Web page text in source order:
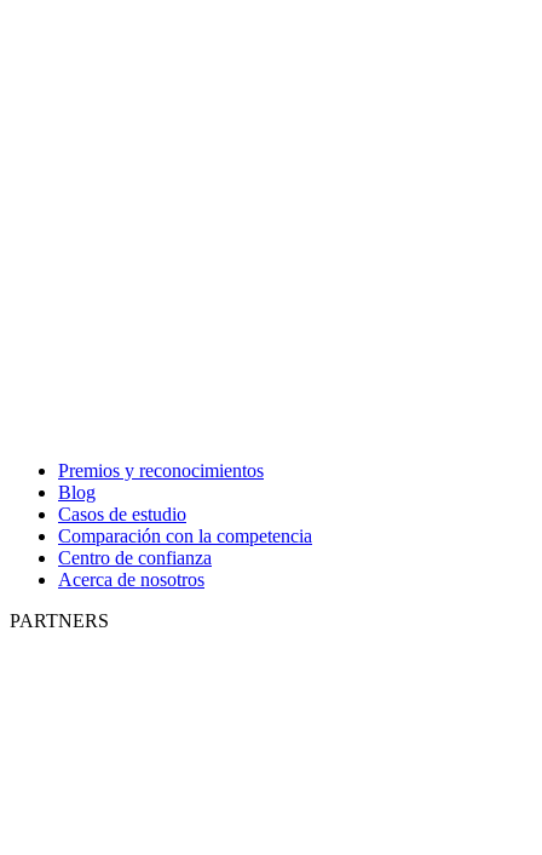
Premios y reconocimientos
Blog
Casos de estudio
Comparación con la competencia
Centro de confianza
Acerca de nosotros
PARTNERS